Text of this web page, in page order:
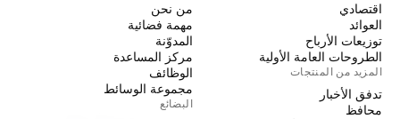
اقتصادي
العوائد
توزيعات الأرباح
الطروحات العامة الأولية
المزيد من المنتجات
تدفق الأخبار
محافظ
من نحن
مهمة فضائية
المدوّنة
مركز المساعدة
الوظائف
مجموعة الوسائط
البضائع